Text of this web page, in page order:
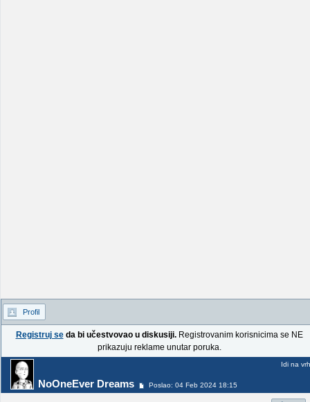
Profil
Registruj seda bi učestvovao u diskusiji.Registrovanim korisnicima se NE
prikazuju reklame unutar poruka.
NoOneEver Dreams Poslao: 04 Feb 2024 18:15
Idi na vrh